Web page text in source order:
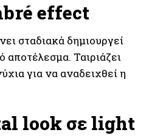
effect
σταδιακά δημιουργεί
αποτέλεσμα. Ταιριάζει
για να αναδειχθεί η
look σε light